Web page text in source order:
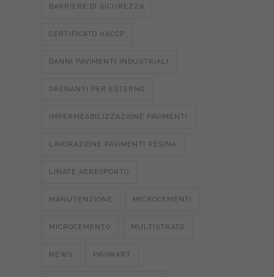
BARRIERE DI SICUREZZA
CERTIFICATO HACCP
DANNI PAVIMENTI INDUSTRIALI
DRENANTI PER ESTERNO
IMPERMEABILIZZAZIONE PAVIMENTI
LAVORAZIONE PAVIMENTI RESINA
LINATE AEREOPORTO
MANUTENZIONE MICROCEMENTI
MICROCEMENTO MULTISTRATO
NEWS PAVIMART